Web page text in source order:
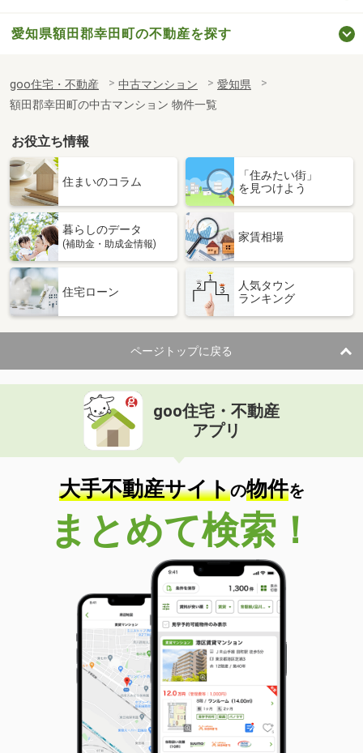
愛知県額田郡幸田町の不動産を探す
goo住宅・不動産 中古マンション
愛知県
額田郡幸田町の中古マンション 物件一覧
お役立ち情報
住まいのコラム
「住みたい街」
を見つけよう
暮らしのデータ
(補助金・助成金情報)
家賃相場
住宅ローン
人気タウン
ランキング
ページトップに戻る
goo住宅・不動産
アプリ
大手不動産サイトの物件を
まとめて検索！